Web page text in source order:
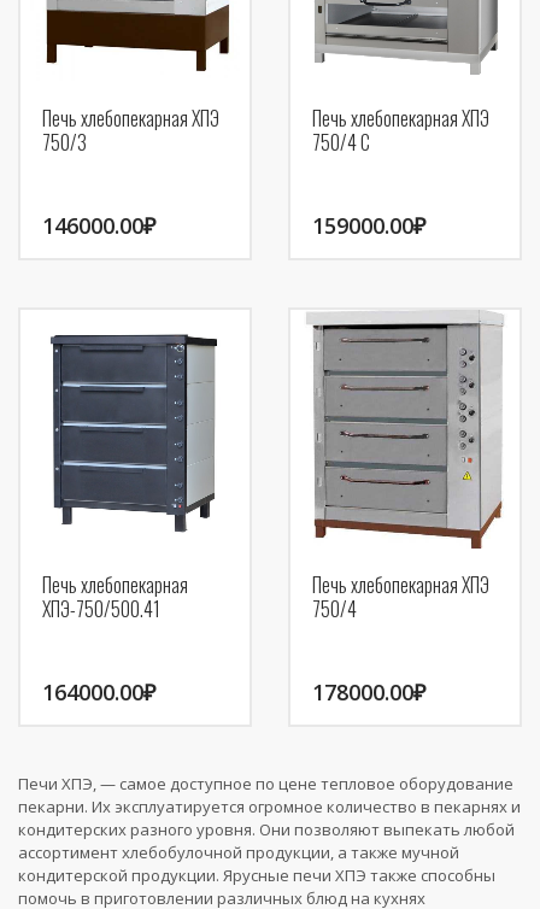
Печь хлебопекарная ХПЭ
750/3
146000.00₽
Печь хлебопекарная ХПЭ
750/4 С
159000.00₽
Печь хлебопекарная
ХПЭ-750/500.41
164000.00₽
Печь хлебопекарная ХПЭ
750/4
178000.00₽
Печи ХПЭ, — самое доступное по цене тепловое оборудование
пекарни. Их эксплуатируется огромное количество в пекарнях и
кондитерских разного уровня. Они позволяют выпекать любой
ассортимент хлебобулочной продукции, а также мучной
кондитерской продукции. Ярусные печи ХПЭ также способны
помочь в приготовлении различных блюд на кухнях